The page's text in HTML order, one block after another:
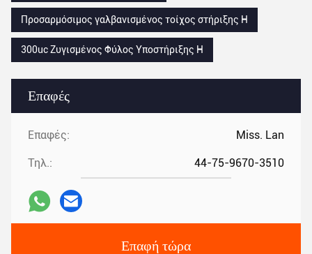
Επαφές
Επαφές: Miss. Lan
Τηλ.: 44-75-9670-3510
Επαφή τώρα
Προσαρμόσιμος γαλβανισμένος τοίχος στήριξης H
300uc Ζυγισμένος Φύλος Υποστήριξης H